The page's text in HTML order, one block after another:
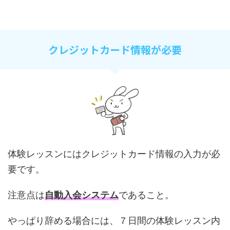
クレジットカード情報が必要
体験レッスンにはクレジットカード情報の入力が必
要です。
注意点は自動入会システムであること。
やっぱり辞める場合には、７日間の体験レッスン内